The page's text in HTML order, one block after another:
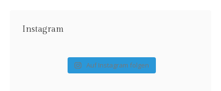
Instagram
Auf Instagram folgen